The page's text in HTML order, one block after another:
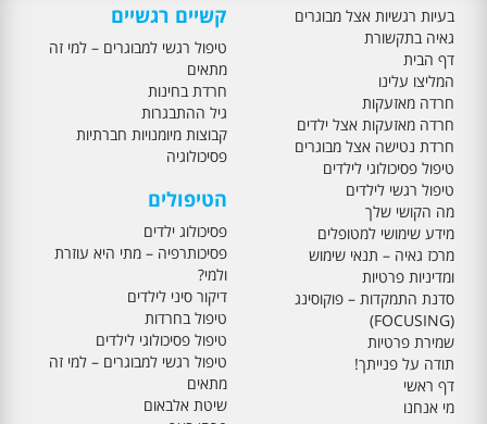
בעיות רגשיות אצל מבוגרים
גאיה בתקשורת
דף הבית
המליצו עלינו
חרדה מאזעקות
חרדה מאזעקות אצל ילדים
חרדת נטישה אצל מבוגרים
טיפול פסיכולוגי לילדים
טיפול רגשי לילדים
מה הקושי שלך
מידע שימושי למטופלים
מרכז גאיה – תנאי שימוש
ומדיניות פרטיות
סדנת התמקדות – פוקוסינג
(FOCUSING)
שמירת פרטיות
תודה על פנייתך!
דף ראשי
מי אנחנו
קשיים רגשיים
טיפול רגשי למבוגרים – למי זה
מתאים
חרדת בחינות
גיל ההתבגרות
קבוצות מיומנויות חברתיות
פסיכולוגיה
הטיפולים
פסיכולוג ילדים
פסיכותרפיה – מתי היא עוזרת
ולמי?
דיקור סיני לילדים
טיפול בחרדות
טיפול פסיכולוגי לילדים
טיפול רגשי למבוגרים – למי זה
מתאים
שיטת אלבאום